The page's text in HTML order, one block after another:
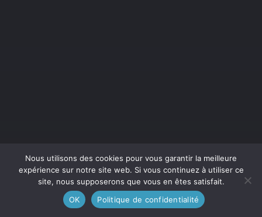
Nous utilisons des cookies pour vous garantir la meilleure
expérience sur notre site web. Si vous continuez à utiliser ce
site, nous supposerons que vous en êtes satisfait.
OK
Politique de confidentialité